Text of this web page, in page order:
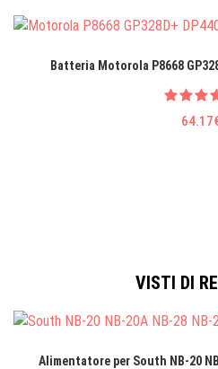
Batteria Motorola P8668
VISTI DI
Alimentatore per South NB-20